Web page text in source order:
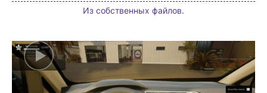
Из собственных файлов.